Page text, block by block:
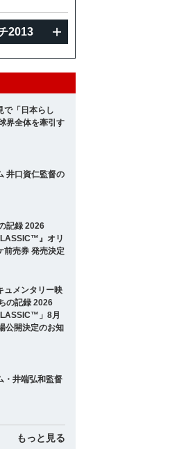
2013
で「日本らし
界全体を牽引す
井口資仁監督の
記録 2026
』オリ
前売券 発売決定
ュメンタリー映
の記録 2026
」8月
公開決定のお知
・井端弘和監督
もっと見る